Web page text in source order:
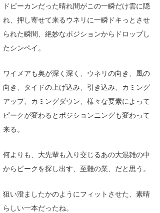
ドピーカンだった晴れ間がこの一瞬だけ雲に隠
れ、押し寄せて来るウネリに一瞬ドキっとさせ
られた瞬間、絶妙なポジションからドロップし
たシンペイ。
ワイメアも奥が深く深く、ウネリの向き、風の
向き、タイドの上げ込み、引き込み、カミング
アップ、カミングダウン、様々な要素によって
ピークが変わるとポジションニングも変わって
来る。
何よりも、大先輩も入り交じるあの大混雑の中
からピークを探し出す、至難の業、だと思う。
狙い澄ましたかのようにフィットさせた、素晴
らしい一本だったね。